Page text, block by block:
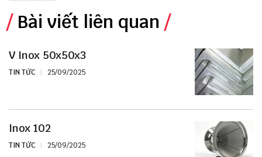
Bài viết liên quan
V Inox 50x50x3
TIN TỨC 25/09/2025
Inox 102
TIN TỨC 25/09/2025